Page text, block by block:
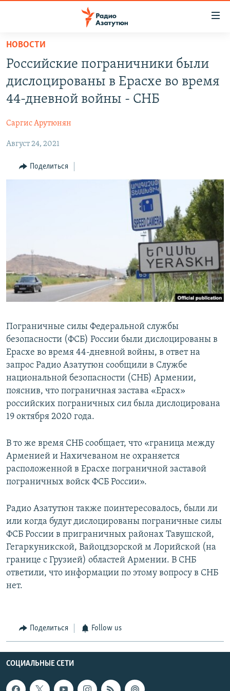
Перейти
основному
содержанию
Перейти
основной
навигации
Перейти
поиску
ПОЛИТИКА
ЭКОНОМИКА
РЕГИОН
НАГОРНЫЙ КАРАБАХ
Հայերեն
English
Русский
НОВОСТИ
Российские пограничники были
дислоцированы в Ерасхе во время
44-дневной войны - СНБ
Саргис Арутюнян
Август 24, 2021
Поделиться
Пограничные силы Федеральной службы
безопасности (ФСБ) России были дислоцированы в
Ерасхе во время 44-дневной войны, в ответ на
запрос Радио Азатутюн сообщили в Службе
национальной безопасности (СНБ) Армении,
пояснив, что пограничная застава «Ерасх»
российских пограничных сил была дислоцирована
19 октября 2020 года.
В то же время СНБ сообщает, что «граница между
Арменией и Нахичеваном не охраняется
расположенной в Ерасхе пограничной заставой
пограничных войск ФСБ России».
Радио Азатутюн также поинтересовалось, были ли
или когда будут дислоцированы пограничные силы
ФСБ России в приграничных районах Тавушской,
Гегаркуникской, Вайоцдзорской м Лорийской (на
границе с Грузией) областей Армении. В СНБ
ответили, что информации по этому вопросу в СНБ
нет.
Поделиться Follow us
СОЦИАЛЬНЫЕ СЕТИ